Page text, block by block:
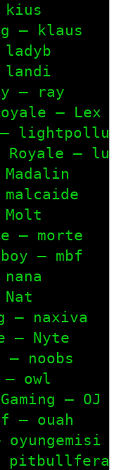
kius
– klaus
ladyb
landi
– ray
– Lex
lightpollux
Royale –
Madalin
malcaide
Molt
– morte
– mbf
nana
Nat
– naxiva
– Nyte
– noobs
– owl
– OJ
– ouah
oyungemisi
pitbullfera